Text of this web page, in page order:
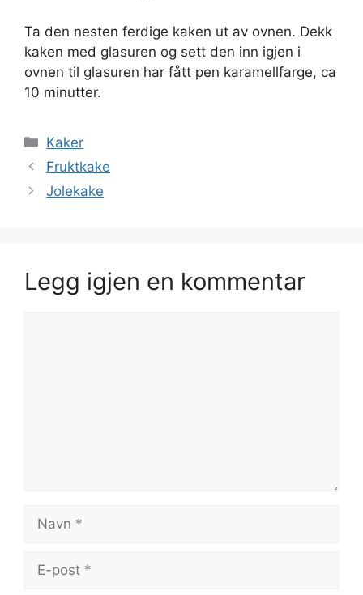
Ta den nesten ferdige kaken ut av ovnen. Dekk
kaken med glasuren og sett den inn igjen i
ovnen til glasuren har fått pen karamellfarge, ca
10 minutter.
Kategorier
Kaker
Fruktkake
Jolekake
Legg igjen en kommentar
post